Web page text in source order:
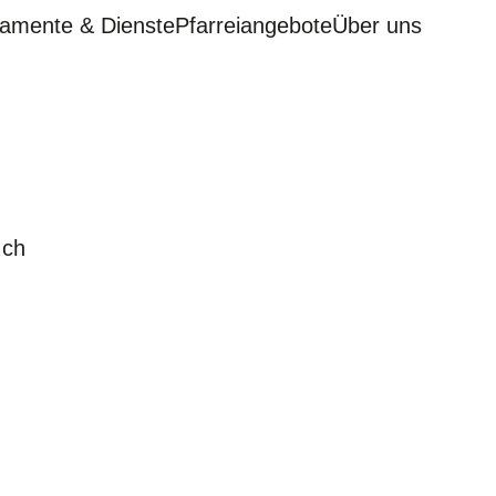
& DienstePfarreiangeboteÜber uns